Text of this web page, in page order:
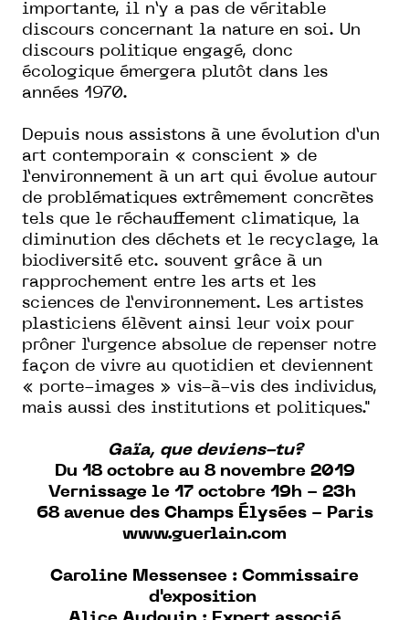
importante, il n’y a pas de véritable
discours concernant la nature en soi. Un
discours politique engagé, donc
écologique émergera plutôt dans les
années 1970.
Depuis nous assistons à une évolution d’un
art contemporain « conscient » de
l’environnement à un art qui évolue autour
de problématiques extrêmement concrètes
tels que le réchauffement climatique, la
diminution des déchets et le recyclage, la
biodiversité etc. souvent grâce à un
rapprochement entre les arts et les
sciences de l’environnement. Les artistes
plasticiens élèvent ainsi leur voix pour
prôner l’urgence absolue de repenser notre
façon de vivre au quotidien et deviennent
« porte-images » vis-à-vis des individus,
mais aussi des institutions et politiques."
Gaïa, que deviens-tu?
Du 18 octobre au 8 novembre 2019
Vernissage le 17 octobre 19h - 23h
68 avenue des Champs Élysées - Paris
www.guerlain.com
Caroline Messensee : Commissaire
d'exposition